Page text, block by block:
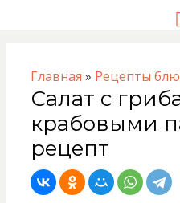
Главная » Рецепты
Салат с
крабовыми
рецепт